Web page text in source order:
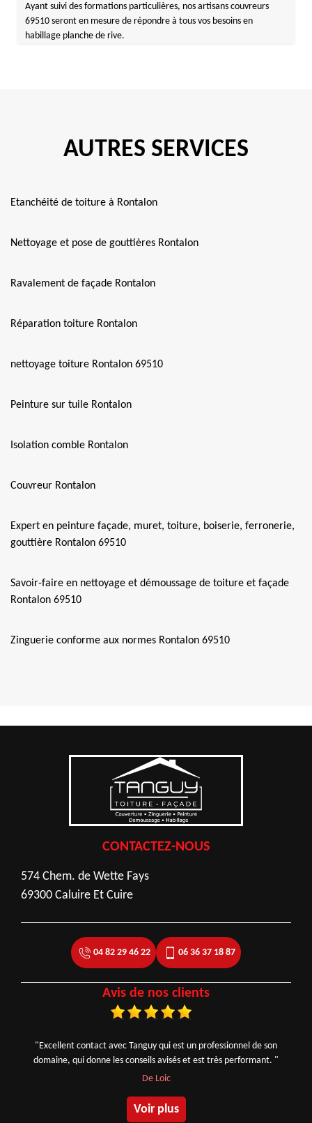
Ayant suivi des formations particulières, nos artisans couvreurs
69510 seront en mesure de répondre à tous vos besoins en
habillage planche de rive.
AUTRES SERVICES
Etanchéité de toiture à Rontalon
Nettoyage et pose de gouttières Rontalon
Ravalement de façade Rontalon
Réparation toiture Rontalon
nettoyage toiture Rontalon 69510
Peinture sur tuile Rontalon
Isolation comble Rontalon
Couvreur Rontalon
Expert en peinture façade, muret, toiture, boiserie, ferronerie,
gouttière Rontalon 69510
Savoir-faire en nettoyage et démoussage de toiture et façade
Rontalon 69510
Zinguerie conforme aux normes Rontalon 69510
CONTACTEZ-NOUS
574 Chem. de Wette Fays
69300 Caluire Et Cuire
04 82 29 46 22 06 36 37 18 87
Avis de nos clients
"Excellent contact avec Tanguy qui est un professionnel de son
domaine, qui donne les conseils avisés et est très performant. "
De Loic
Voir plus